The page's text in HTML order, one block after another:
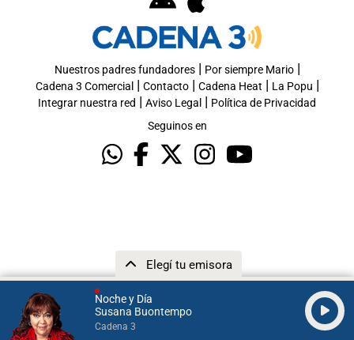
Noche y Día
Susana Buontempo
Cadena 3
Elegí tu emisora
Nuestros padres fundadores| Por siempre Mario|
Cadena 3 Comercial | Contacto| Cadena Heat | La Popu |
Integrar nuestra red | Aviso Legal | Política de Privacidad
Seguinos en